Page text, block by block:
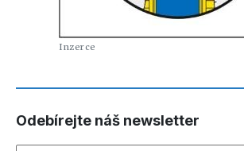
Odebírejte náš newsletter